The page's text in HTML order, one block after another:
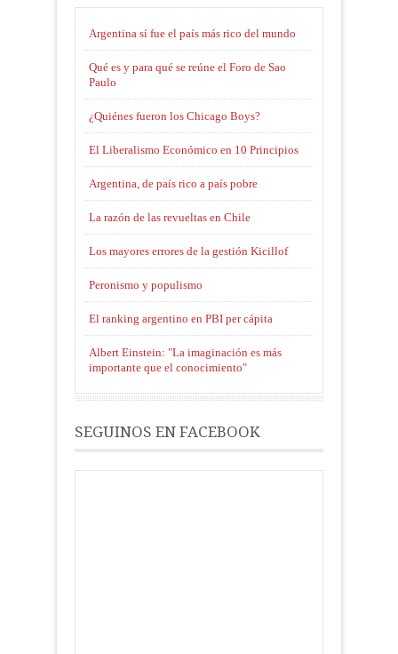
Argentina sí fue el país más rico del mundo
Qué es y para qué se reúne el Foro de Sao
Paulo
¿Quiénes fueron los Chicago Boys?
El Liberalismo Económico en 10 Principios
Argentina, de país rico a país pobre
La razón de las revueltas en Chile
Los mayores errores de la gestión Kicillof
Peronismo y populismo
El ranking argentino en PBI per cápita
Albert Einstein: "La imaginación es más
importante que el conocimiento"
SEGUINOS EN FACEBOOK